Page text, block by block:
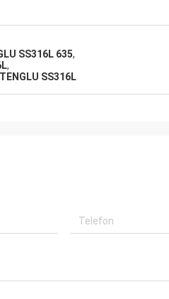
SS316L 635,
,
SS316L